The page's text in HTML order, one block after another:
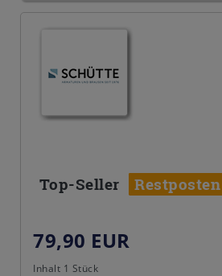
Top-Seller Restposten
79,90 EUR
Inhalt 1 Stück